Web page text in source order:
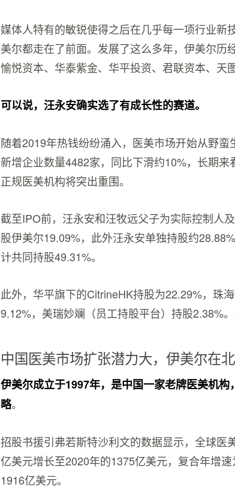
媒体人特有的敏锐使得之后在几乎每一项行业新
美尔都走在了前面。发展了这么多年，伊美尔历
愉悦资本、华泰紫金、华平投资、君联资本、天
可以说，汪永安确实选了有成长性的赛道。
随着2019年热钱纷纷涌入，医美市场开始从野蛮
新增企业数量4482家，同比下滑约10%，长期来
正规医美机构将突出重围。
截至IPO前，汪永安和汪牧远父子为实际控制人
股伊美尔19.09%，此外汪永安单独持股约
计共同持股49.31%。
此外，华平旗下的CitrineHK持股为22.29%，珠
9.12%，美瑞妙斓（员工持股平台）持股2.38%
中国医美市场扩张潜力大，伊美尔在
伊美尔成立于1997年，是中国一家老牌医美机
略。
招股书援引弗若斯特沙利文的数据显示，全球医
亿美元增长至2020年的1375亿美元，复合年增
1916亿美元。